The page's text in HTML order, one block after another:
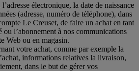
électronique, la date de naissance
(adresse, numéro de téléphone), dans
Le Creuset, de faire un achat en tant
ou l’abonnement à nos communications
Web ou en magasin.
votre achat, comme par exemple la
informations relatives la livraison,
dans le but de gérer vos